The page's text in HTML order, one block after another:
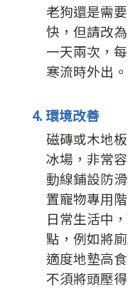
老狗還是需
快，但請改
一天兩次，
寒流時外出。
4. 環境改善
磁磚或木地
冰場，非常
動線鋪設防
置寵物專用
日常生活中
點，例如將
適度地墊高
不須將頭壓